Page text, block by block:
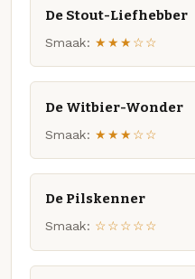
De Stout-Liefhebber
Smaak: ★★★☆☆
De Witbier-Wonder
Smaak: ★★★☆☆
De Pilskenner
Smaak: ☆☆☆☆☆